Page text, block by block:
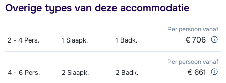
morgens - Gemiddeld (2-4 weken) van week
morgens - Gevorderd (min. 4
afhankelijk
van week
Groepsles snowboard vanaf 8 jaar
afhankelijk
Overige types van deze accommodatie
Per persoonvanaf
2 - 4 Pers. 1 Slaapk. 1 Badk. € 706
Per persoonvanaf
4 - 6 Pers. 2 Slaapk. 2 Badk. € 661